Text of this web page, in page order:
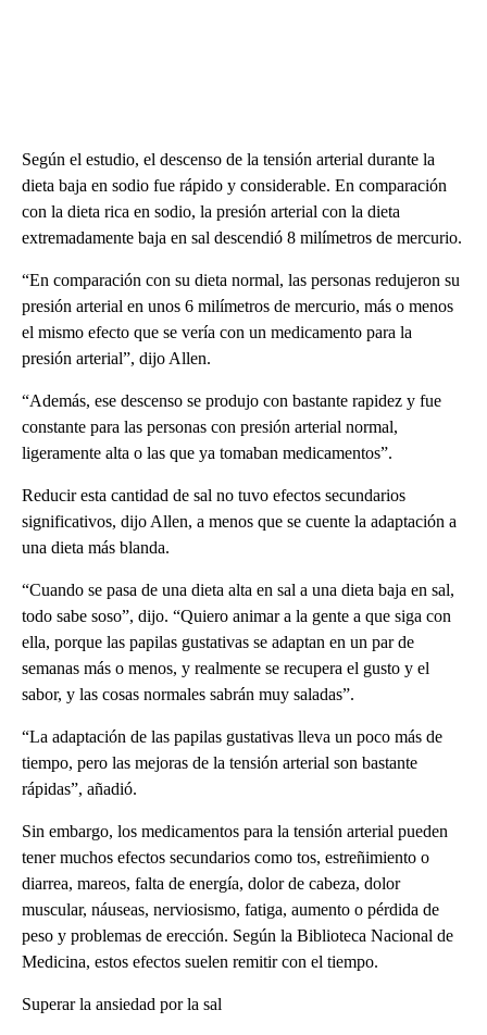
Según el estudio, el descenso de la tensión arterial durante la
dieta baja en sodio fue rápido y considerable. En comparación
con la dieta rica en sodio, la presión arterial con la dieta
extremadamente baja en sal descendió 8 milímetros de mercurio.
“En comparación con su dieta normal, las personas redujeron su
presión arterial en unos 6 milímetros de mercurio, más o menos
el mismo efecto que se vería con un medicamento para la
presión arterial”, dijo Allen.
“Además, ese descenso se produjo con bastante rapidez y fue
constante para las personas con presión arterial normal,
ligeramente alta o las que ya tomaban medicamentos”.
Reducir esta cantidad de sal no tuvo efectos secundarios
significativos, dijo Allen, a menos que se cuente la adaptación a
una dieta más blanda.
“Cuando se pasa de una dieta alta en sal a una dieta baja en sal,
todo sabe soso”, dijo. “Quiero animar a la gente a que siga con
ella, porque las papilas gustativas se adaptan en un par de
semanas más o menos, y realmente se recupera el gusto y el
sabor, y las cosas normales sabrán muy saladas”.
“La adaptación de las papilas gustativas lleva un poco más de
tiempo, pero las mejoras de la tensión arterial son bastante
rápidas”, añadió.
Sin embargo, los medicamentos para la tensión arterial pueden
tener muchos efectos secundarios como tos, estreñimiento o
diarrea, mareos, falta de energía, dolor de cabeza, dolor
muscular, náuseas, nerviosismo, fatiga, aumento o pérdida de
peso y problemas de erección. Según la Biblioteca Nacional de
Medicina, estos efectos suelen remitir con el tiempo.
Superar la ansiedad por la sal